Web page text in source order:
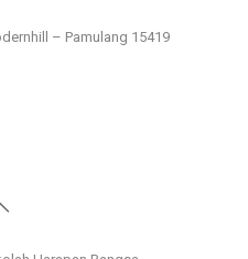
– Pamulang 15419